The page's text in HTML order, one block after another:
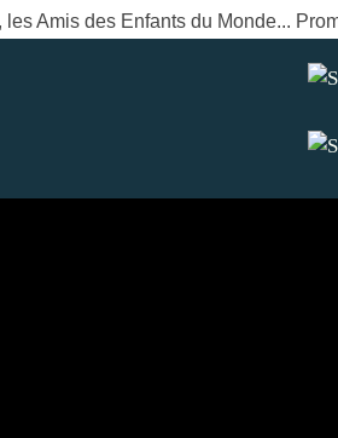
les Amis des Enfants du Monde...